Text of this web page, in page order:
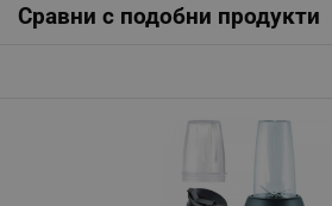
Сравни с подобни продукти